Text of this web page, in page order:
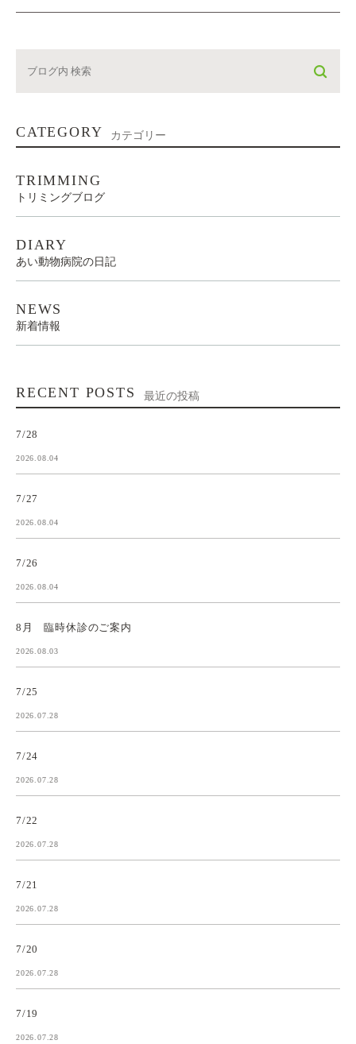
CATEGORY カテゴリー
TRIMMING
トリミングブログ
DIARY
あい動物病院の日記
NEWS
新着情報
RECENT POSTS 最近の投稿
7/28
2026.08.04
7/27
2026.08.04
7/26
2026.08.04
8月 臨時休診のご案内
2026.08.03
7/25
2026.07.28
7/24
2026.07.28
7/22
2026.07.28
7/21
2026.07.28
7/20
2026.07.28
7/19
2026.07.28